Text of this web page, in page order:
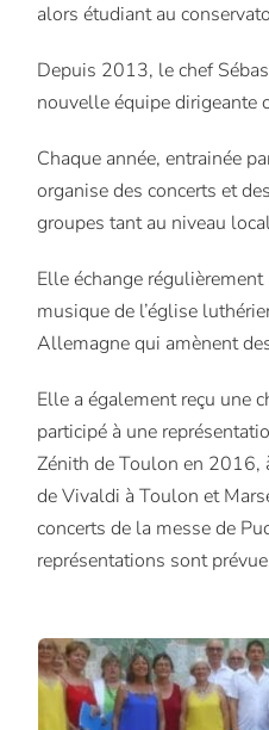
alors étudiant au
Depuis 2013, le chef
nouvelle équipe
Chaque année, entrainée
organise des concerts et
groupes tant au niveau
Elle échange
musique de l’église
Allemagne qui amènent
Elle a également reçu une
participé à une
Zénith de Toulon en 2016,
de Vivaldi à Toulon et
concerts de la messe de
représentations sont